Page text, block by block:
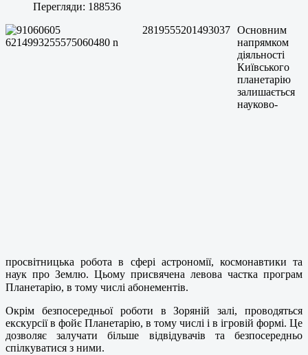
Перегляди: 188536
Основним
напрямком
діяльності
Київського
планетарію
залишається
науково-
просвітницька робота в сфері астрономії, космонавтики та
наук про Землю. Цьому присвячена левова частка програм
Планетарію, в тому числі абонементів.⠀
Окрім безпосередньої роботи в Зоряній залі, проводяться
екскурсії в фойє Планетарію, в тому числі і в ігровій формі. Це
дозволяє залучати більше відвідувачів та безпосередньо
спілкуватися з ними.